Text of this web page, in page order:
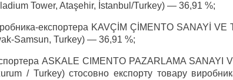
Tower, Ataşehir, İstanbul/Turkey) — 36,91 %;
експортера KAVÇİM ÇİMENTO SANAYİ
Samsun, Turkey) — 36,91 %;
ASKALE CIMENTO PAZARLAMA SANAYI
/ Turkey) стосовно експорту товару